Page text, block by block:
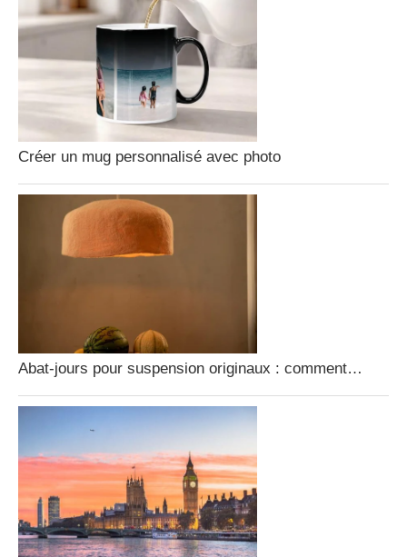
Créer un mug personnalisé avec photo
Abat-jours pour suspension originaux : comment…